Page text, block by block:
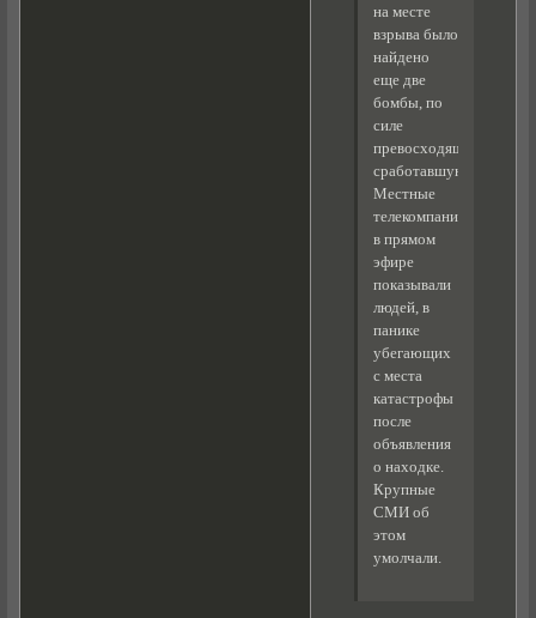
на месте
взрыва было
найдено
еще две
бомбы, по
силе
превосходящие
сработавшую.
Местные
телекомпании
в прямом
эфире
показывали
людей, в
панике
убегающих
с места
катастрофы
после
объявления
о находке.
Крупные
СМИ об
этом
умолчали.